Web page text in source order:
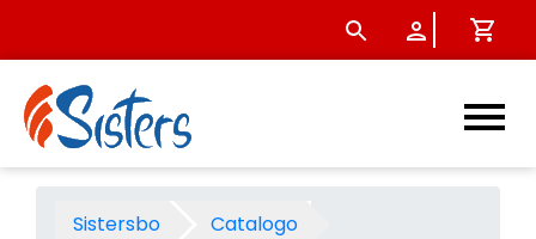
Candelina fiore - Prodotto
Sistersbo
Catalogo